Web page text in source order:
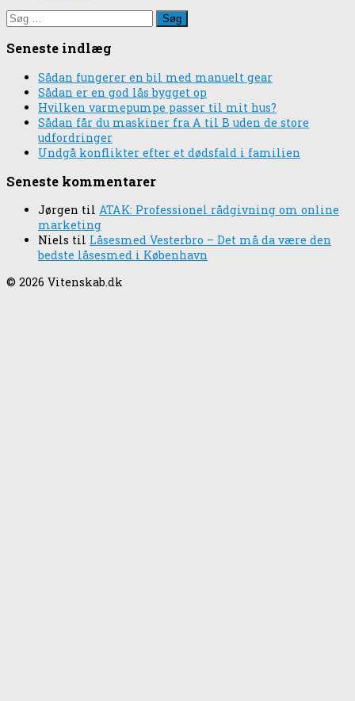
Søg
efter:
Seneste indlæg
Sådan fungerer en bil med manuelt gear
Sådan er en god lås bygget op
Hvilken varmepumpe passer til mit hus?
Sådan får du maskiner fra A til B uden de store
udfordringer
Undgå konflikter efter et dødsfald i familien
Seneste kommentarer
Jørgen til ATAK: Professionel rådgivning om online
marketing
Niels til Låsesmed Vesterbro – Det må da være den
bedste låsesmed i København
© 2026 Vitenskab.dk